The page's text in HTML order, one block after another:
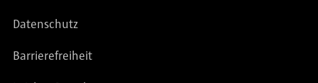
Datenschutz
Barrierefreiheit